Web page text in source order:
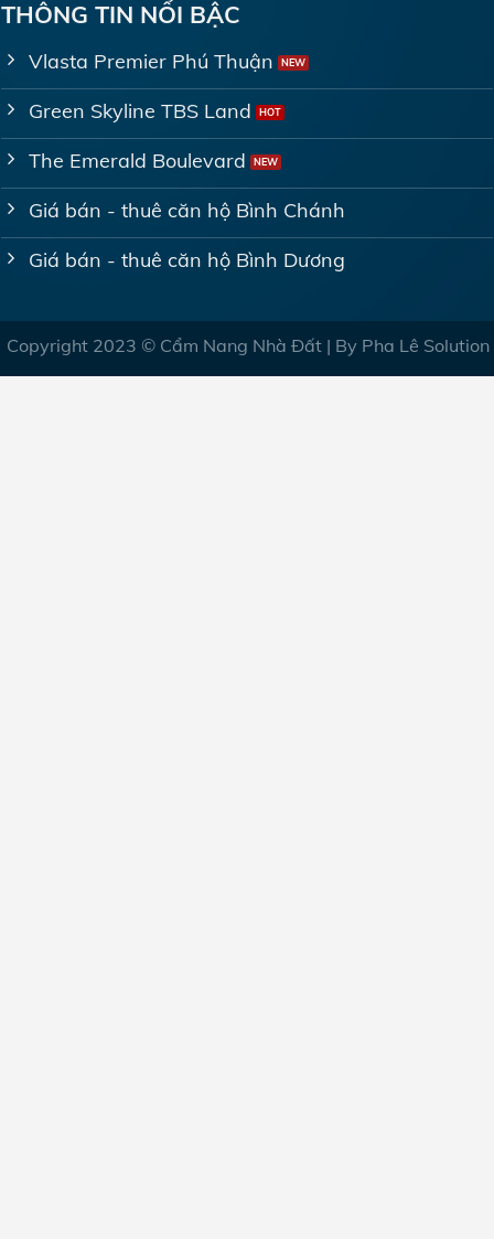
THÔNG TIN NỔI BẬC
Vlasta Premier Phú Thuận
Green Skyline TBS Land
The Emerald Boulevard
Giá bán - thuê căn hộ Bình Chánh
Giá bán - thuê căn hộ Bình Dương
Copyright 2023 © Cẩm Nang Nhà Đất | By Pha Lê Solution